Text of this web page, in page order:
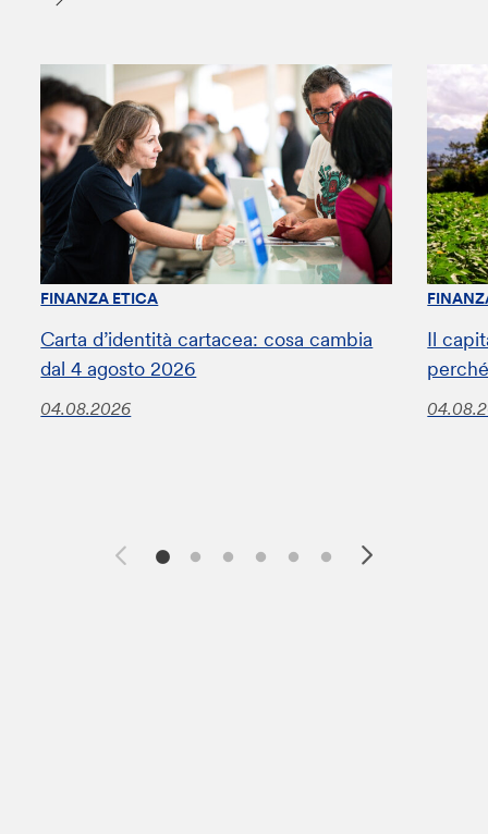
FINANZA ETICA
Carta d’identità cartacea: cosa cambia
dal 4 agosto 2026
04.08.2026
Il